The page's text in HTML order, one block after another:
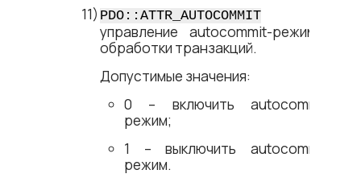
PDO::ATTR_AUTOCOMMIT
управление autocommit-режимом
обработки транзакций.
Допустимые значения:
0 – включить autocommit-
режим;
1 – выключить autocommit-
режим.